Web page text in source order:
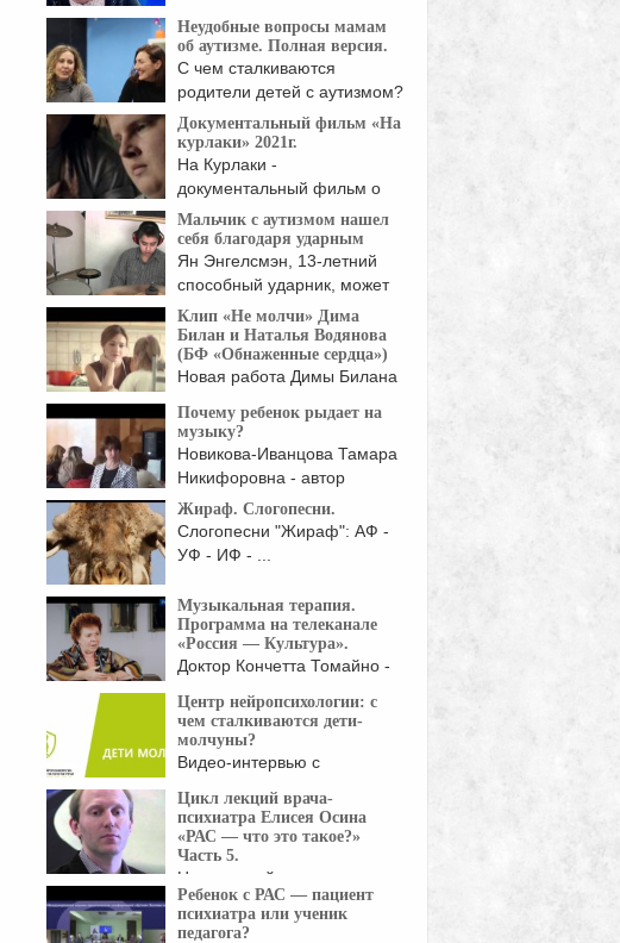
исполнительный директор
АНО "Центр ...
Неудобные вопросы мамам
об аутизме. Полная версия.
С чем сталкиваются
родители детей с аутизмом?
...
Документальный фильм «На
курлаки» 2021г.
На Курлаки -
документальный фильм о
трёх ...
Мальчик с аутизмом нашел
себя благодаря ударным
Ян Энгелсмэн, 13-летний
способный ударник, может
бесконечно ...
Клип «Не молчи» Дима
Билан и Наталья Водянова
(БФ «Обнаженные сердца»)
Новая работа Димы Билана
Почему ребенок рыдает на
музыку?
Новикова-Иванцова Тамара
Никифоровна - автор
методики, Заслуженный ...
Жираф. Слогопесни.
Слогопесни "Жираф": АФ -
УФ - ИФ - ...
Музыкальная терапия.
Программа на телеканале
«Россия — Культура».
Доктор Кончетта Томайно -
Центр нейропсихологии: с
чем сталкиваются дети-
молчуны?
Видео-интервью с
Габышевой - экспертом ...
Цикл лекций врача-
психиатра Елисея Осина
«РАС — что это такое?»
Часть 5.
Цикл лекций врача-
психиатра Елисея Осина.
Тема семинара "Расстройства ...
Ребенок с РАС — пациент
психиатра или ученик
педагога?